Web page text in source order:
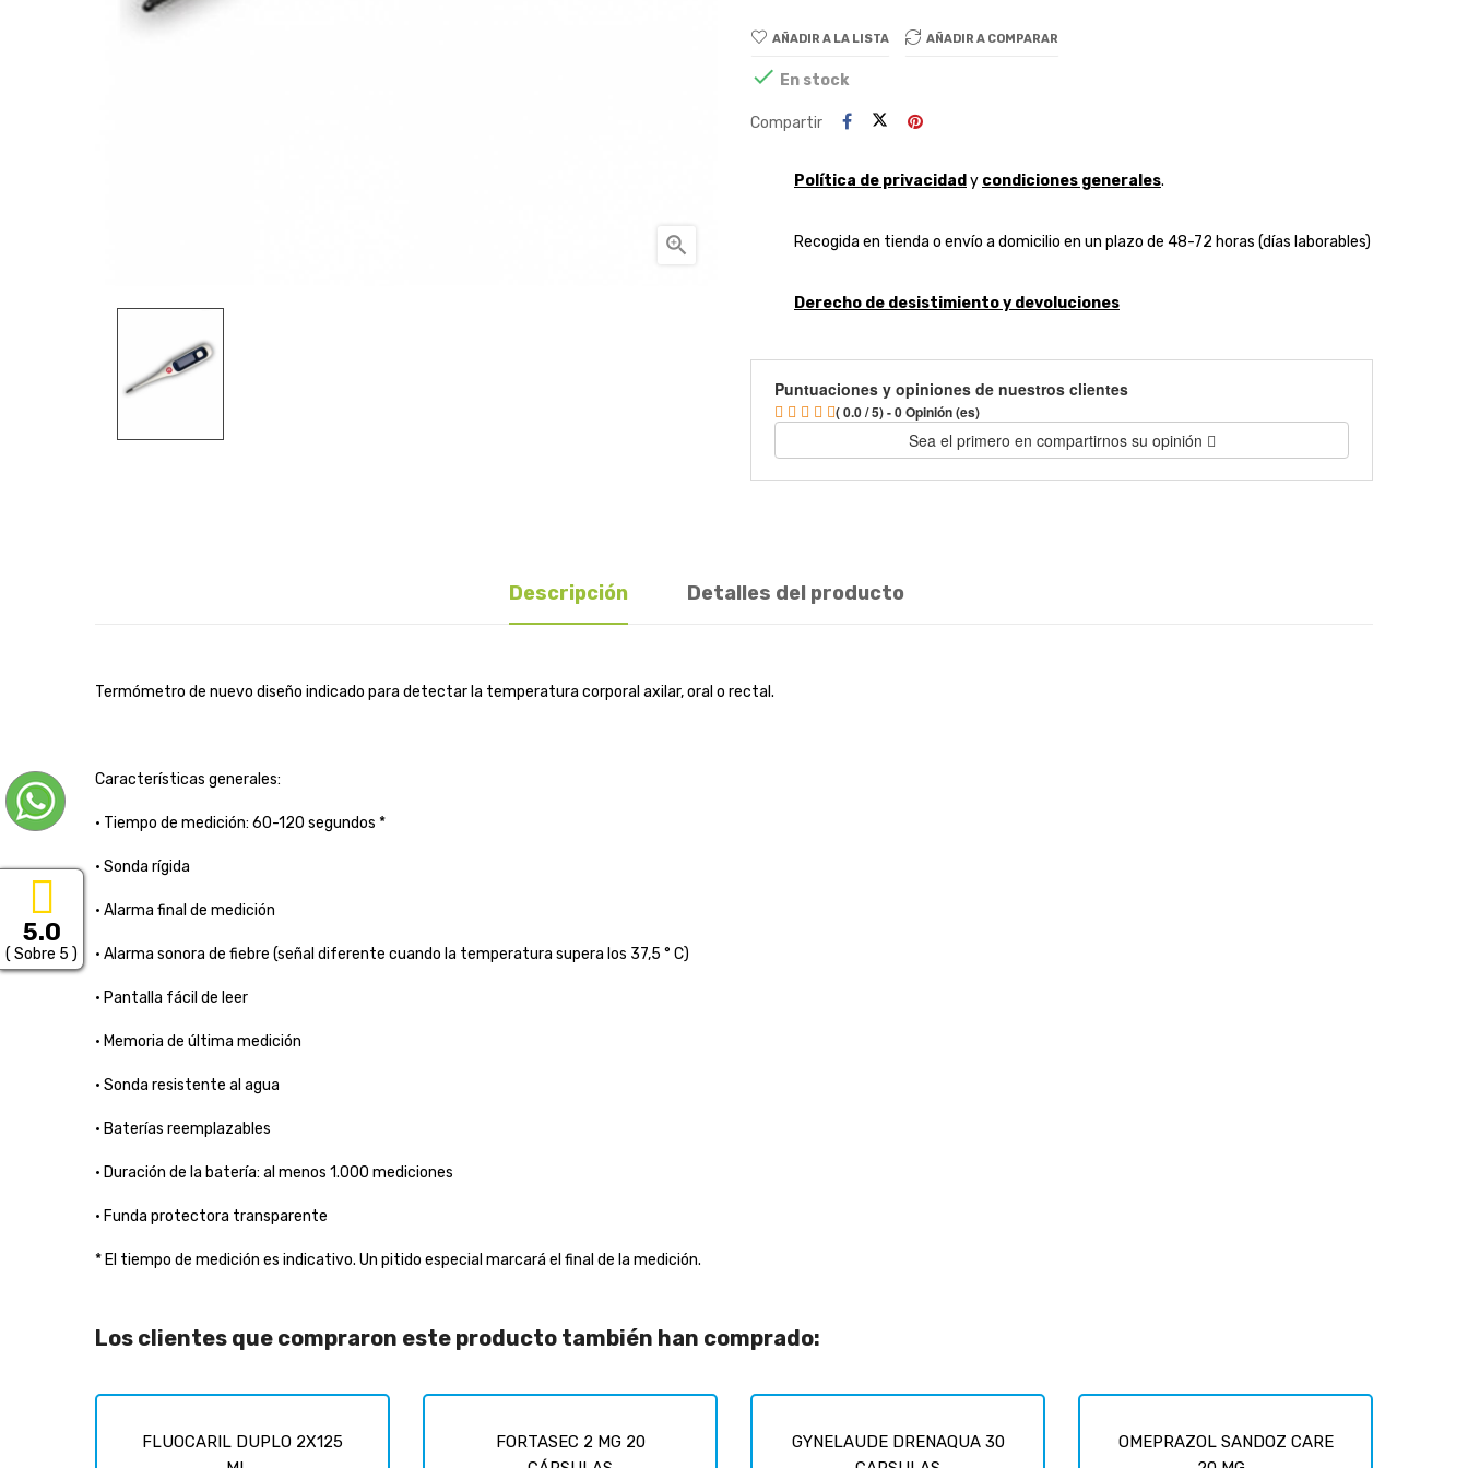

AÑADIR A LA LISTA AÑADIR A COMPARAR
 En stock
Compartir
Política de privacidad y condiciones generales.
Recogida en tienda o envío a domicilio en un plazo de 48-72 horas (días laborables)
Derecho de desistimiento y devoluciones
Puntuaciones y opiniones de nuestros clientes
( 0.0 / 5) - 0 Opinión (es)
Sea el primero en compartirnos su opinión
Descripción Detalles del producto
Termómetro de nuevo diseño indicado para detectar la temperatura corporal axilar, oral o rectal.
Características generales:
• Tiempo de medición: 60-120 segundos *
• Sonda rígida
• Alarma final de medición
• Alarma sonora de fiebre (señal diferente cuando la temperatura supera los 37,5 ° C)
• Pantalla fácil de leer
• Memoria de última medición
• Sonda resistente al agua
• Baterías reemplazables
• Duración de la batería: al menos 1.000 mediciones
• Funda protectora transparente
* El tiempo de medición es indicativo. Un pitido especial marcará el final de la medición.
Los clientes que compraron este producto también han comprado:
FLUOCARIL DUPLO 2X125
FORTASEC 2 MG 20
GYNELAUDE DRENAQUA 30
OMEPRAZOL SANDOZ CARE
5.0
( Sobre 5 )